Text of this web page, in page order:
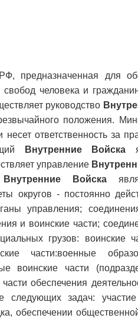
предназначенная для
человека и
руководство
положения.
несет ответственность за
Внутренние Войска
управление
Внутренние Войска
округов - постоянно
управления;
и воинские части;
грузов: воинские
части:военные
воинские части
обеспечения
следующих задач:
обеспечении